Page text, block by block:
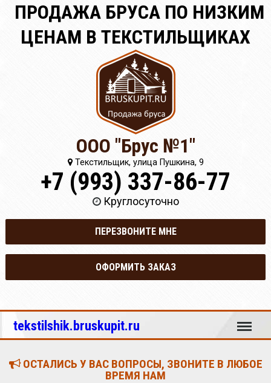
ПРОДАЖА БРУСА ПО НИЗКИМ
ЦЕНАМ В ТЕКСТИЛЬЩИКАХ
ООО "Брус №1"
Текстильщик, улица Пушкина, 9
+7 (993) 337-86-77
Круглосуточно
ПЕРЕЗВОНИТЕ МНЕ
ОФОРМИТЬ ЗАКАЗ
tekstilshik.bruskupit.ru Меню
ОСТАЛИСЬ У ВАС ВОПРОСЫ, ЗВОНИТЕ В ЛЮБОЕ
ВРЕМЯ НАМ